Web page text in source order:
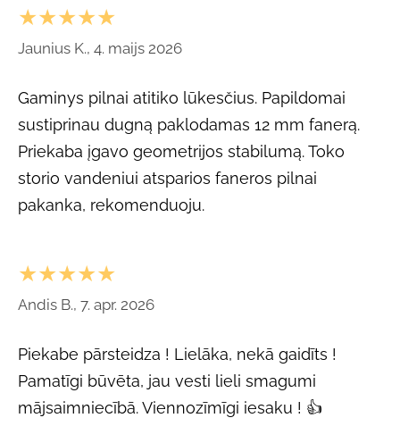
★★★★★
Jaunius K., 4. maijs 2026
Gaminys pilnai atitiko lūkesčius. Papildomai
sustiprinau dugną paklodamas 12 mm fanerą.
Priekaba įgavo geometrijos stabilumą. Toko
storio vandeniui atsparios faneros pilnai
pakanka, rekomenduoju.
★★★★★
Andis B., 7. apr. 2026
Piekabe pārsteidza ! Lielāka, nekā gaidīts !
Pamatīgi būvēta, jau vesti lieli smagumi
mājsaimniecībā. Viennozīmīgi iesaku ! 👍